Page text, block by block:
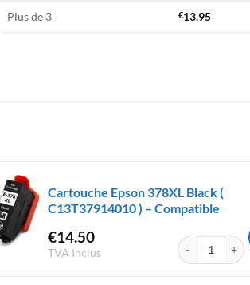
Plus de 3 €13.95
Yellow ( C13T37944010 ) - Compatible
Cartouche Epson 378XL Black (
C13T37914010 ) – Compatible
€14.50
TVA Inclus
quantité de